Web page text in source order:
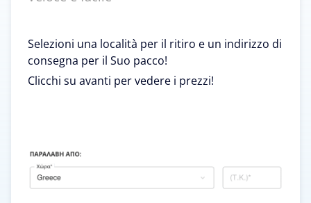
Selezioni una località per il ritiro e un indirizzo di
consegna per il Suo pacco!
Clicchi su avanti per vedere i prezzi!